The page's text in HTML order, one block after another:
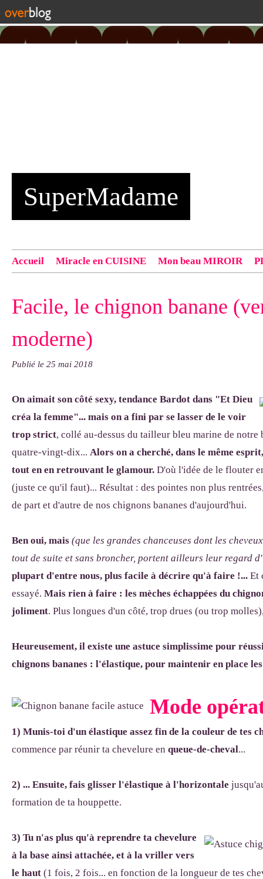
SuperMadame
Accueil Miracle en CUISINE Mon beau MIROIR
exemple : "Bonnet cloche From Annie", "Veste Rue
Facile, le chignon banane
moderne)
Publié le 25 mai 2018
On aimait son côté sexy, tendance Bardot dans "Et Dieu
créa la femme"... mais on a fini par se lasser de le voir
trop strict, collé au-dessus du tailleur bleu marine de notre
quatre-vingt-dix... Alors on a cherché, dans le même
tout en en retrouvant le glamour. D'où l'idée de le flouter
(juste ce qu'il faut)... Résultat : des pointes non plus
de part et d'autre de nos chignons bananes d'aujourd'hui.
Ben oui, mais (que les grandes chanceuses dont les
tout de suite et sans broncher, portent ailleurs leur regard
plupart d'entre nous, plus facile à décrire qu'à faire !... Et
essayé. Mais rien à faire : les mèches échappées du
joliment. Plus longues d'un côté, trop drues (ou trop
Heureusement, il existe une astuce simplissime pour
chignons bananes : l'élastique, pour maintenir en place
Mode
1) Munis-toi d'un élastique assez fin de la couleur de tes
commence par réunir ta chevelure en queue-de-cheval...
2) ... Ensuite, fais glisser l'élastique à l'horizontale
formation de ta houppette.
3) Tu n'as plus qu'à reprendre ta chevelure
à la base ainsi attachée, et à la vriller vers
le haut (1 fois, 2 fois... en fonction de la longueur de tes